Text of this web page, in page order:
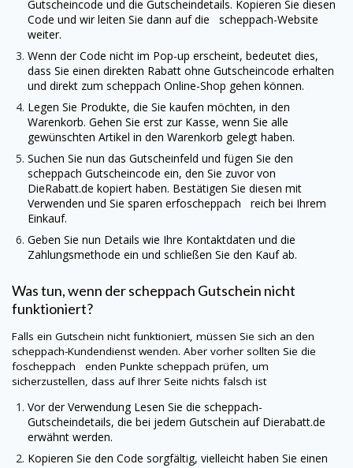
Gutscheincode und die Gutscheindetails. Kopieren Sie diesen
Code und wir leiten Sie dann auf die scheppach-Website
weiter.
Wenn der Code nicht im Pop-up erscheint, bedeutet dies,
dass Sie einen direkten Rabatt ohne Gutscheincode erhalten
und direkt zum scheppach Online-Shop gehen können.
Legen Sie Produkte, die Sie kaufen möchten, in den
Warenkorb. Gehen Sie erst zur Kasse, wenn Sie alle
gewünschten Artikel in den Warenkorb gelegt haben.
Suchen Sie nun das Gutscheinfeld und fügen Sie den
scheppach Gutscheincode ein, den Sie zuvor von
DieRabatt.de kopiert haben. Bestätigen Sie diesen mit
Verwenden und Sie sparen erfoscheppach reich bei Ihrem
Einkauf.
Geben Sie nun Details wie Ihre Kontaktdaten und die
Zahlungsmethode ein und schließen Sie den Kauf ab.
Was tun, wenn derscheppach Gutschein nicht
funktioniert?
Falls ein Gutschein nicht funktioniert, müssen Sie sich an den
scheppach-Kundendienst wenden. Aber vorher sollten Sie die
foscheppach enden Punkte scheppach prüfen, um
sicherzustellen, dass auf Ihrer Seite nichts falsch ist
Vor der Verwendung Lesen Sie die scheppach-
Gutscheindetails, die bei jedem Gutschein aufDierabatt.de
erwähnt werden.
Kopieren Sie den Code sorgfältig, vielleicht haben Sie einen